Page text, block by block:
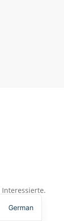
German
English